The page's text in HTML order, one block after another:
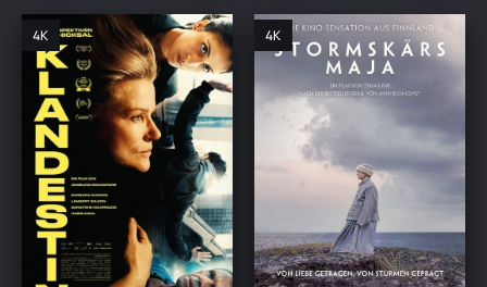
4K 4K